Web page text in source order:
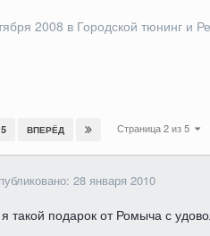
2008 в Городской тюнинг и
5 ВПЕРЁД Страница 2 из 5
28 января 2010
такой подарок от Ромыча с